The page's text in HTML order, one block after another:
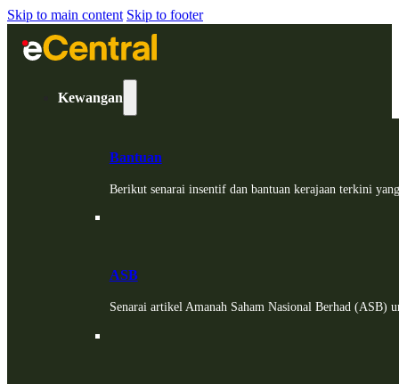
Skip to main content Skip to footer
Kewangan
Bantuan
Berikut senarai insentif dan bantuan kerajaan terkini
ASB
Senarai artikel Amanah Saham Nasional Berhad (ASB)